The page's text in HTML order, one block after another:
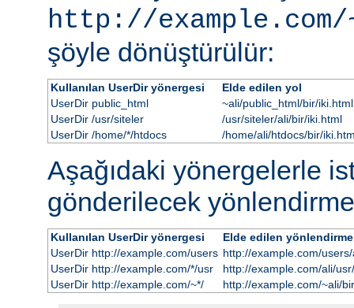
http://
şöyle dönüştürülür:
Kullanılan UserDir yönergesi
Elde edilen yol
UserDir public_html
~ali/public_html/bir/iki.html
UserDir /usr/siteler
/usr/siteler/ali/bir/iki.html
UserDir /home/*/htdocs
/home/ali/htdocs/bir/
Aşağıdaki yönergelerle
gönderilecek
Kullanılan UserDir yönergesi
Elde edilen yönlendirme
UserDir http://example.com/users http://example.com/
UserDir http://example.com/*/usr
http://example.com/ali/
UserDir http://example.com/~*/
http://example.com/~ali/